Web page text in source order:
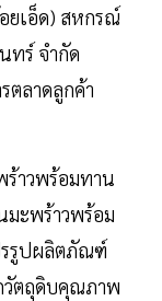
ยเอ็ด) สหกรณ์
ทร์ จำกัด
ตลาดลูกค้า
ร้าวพร้อมทาน
มะพร้าวพร้อม
รูปผลิตภัณฑ์
วัตถุดิบคุณภาพ